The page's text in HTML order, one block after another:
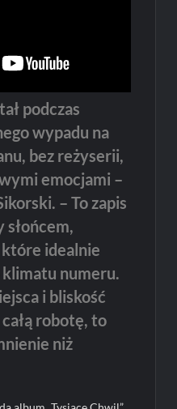
podczas
wypadu na
bez reżyserii,
emocjami –
– To zapis
słońcem,
idealnie
klimatu numeru.
i bliskość
robotę, to
niż